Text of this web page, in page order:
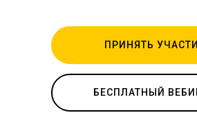
ПРИНЯТЬ
БЕСПЛАТНЫЙ